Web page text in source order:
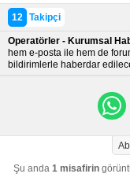
12 Takipçi
Operatörler - Kurumsal
hem e-posta ile hem de
bildirimlerle haberdar
Şu anda 1 misafirin